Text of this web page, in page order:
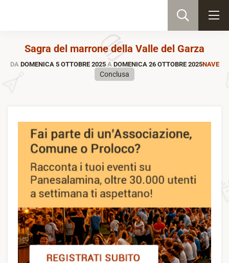
Sagra del marrone della Valle del Garza
DADOMENICA 5 OTTOBRE 2025 ADOMENICA 26 OTTOBRE 2025NAVE
Conclusa